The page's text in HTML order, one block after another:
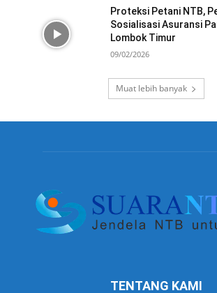
Proteksi Petani NTB,
Sosialisasi Asuransi
Lombok Timur
09/02/2026
Muat lebih banyak
TENTANG KAMI